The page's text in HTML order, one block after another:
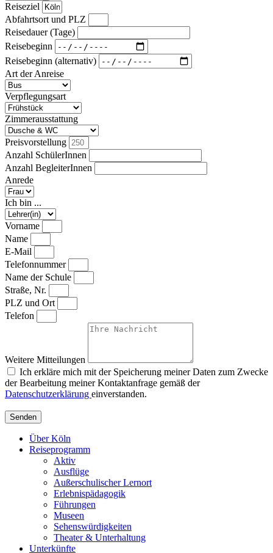
Reiseziel
Abfahrtsort und PLZ
Reisedauer (Tage)
Reisebeginn
Reisebeginn (alternativ)
Art der Anreise
Verpflegungsart
Zimmerausstattung
Preisvorstellung
Anzahl SchülerInnen
Anzahl BegleiterInnen
Anrede
Ich bin ...
Vorname
Name
E-Mail
Telefonnummer
Name der Schule
Straße, Nr.
PLZ und Ort
Telefon
Weitere Mitteilungen
Ich erkläre mich mit der Speicherung meiner Daten zum Zwecke
der Bearbeitung meiner Kontaktanfrage gemäß der
Datenschutzerklärung einverstanden.
Senden
Über Köln
Reiseprogramm
Aktiv
Ausflüge
Außerschulischer Lernort
Erlebnispädagogik
Führungen
Museen
Sehenswürdigkeiten
Theater & Unterhaltung
Unterkünfte